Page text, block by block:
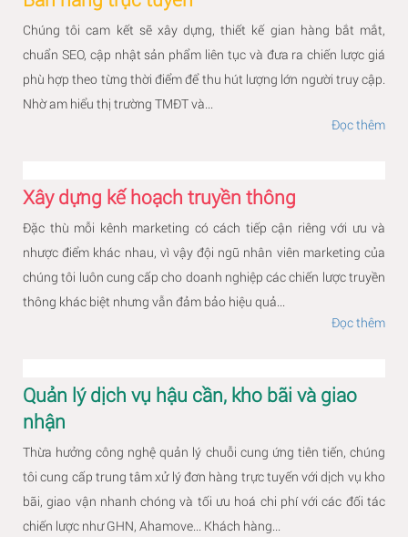
Chúng tôi cam kết sẽ xây dựng, thiết kế gian hàng bắt mắt,
chuẩn SEO, cập nhật sản phẩm liên tục và đưa ra chiến lược giá
phù hợp theo từng thời điểm để thu hút lượng lớn người truy cập.
Nhờ am hiểu thị trường TMĐT và...
Đọc thêm
Xây dựng kế hoạch truyền thông
Đặc thù mỗi kênh marketing có cách tiếp cận riêng với ưu và
nhược điểm khác nhau, vì vậy đội ngũ nhân viên marketing của
chúng tôi luôn cung cấp cho doanh nghiệp các chiến lược truyền
thông khác biệt nhưng vẫn đảm bảo hiệu quả...
Đọc thêm
Quản lý dịch vụ hậu cần, kho bãi và giao
nhận
Thừa hưởng công nghệ quản lý chuỗi cung ứng tiên tiến, chúng
tôi cung cấp trung tâm xử lý đơn hàng trực tuyến với dịch vụ kho
bãi, giao vận nhanh chóng và tối ưu hoá chi phí với các đối tác
chiến lược như GHN, Ahamove... Khách hàng...